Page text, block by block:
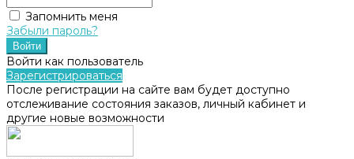
Запомнить меня
Забыли пароль?
Войти как пользователь
Зарегистрироваться
После регистрации на сайте вам будет доступно
отслеживание состояния заказов, личный кабинет и
другие новые возможности